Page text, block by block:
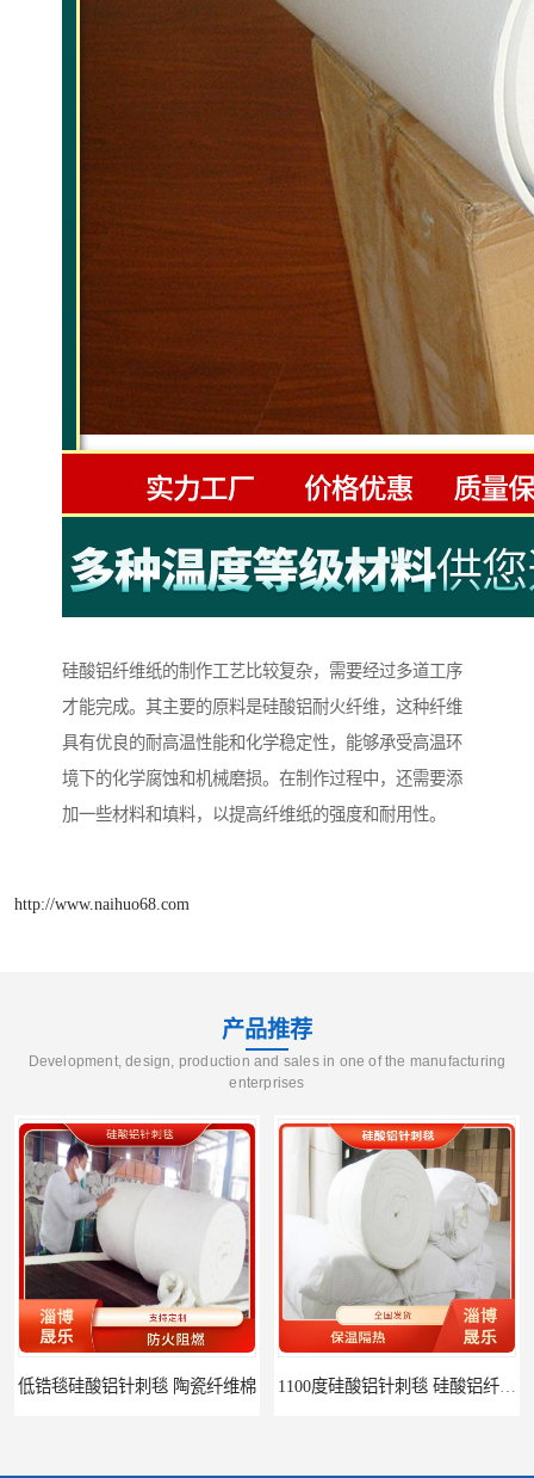
硅酸铝纤维纸的制作工艺比较复杂，需要经过多道工序
才能完成。其主要的原料是硅酸铝耐火纤维，这种纤维
具有优良的耐高温性能和化学稳定性，能够承受高温环
境下的化学腐蚀和机械磨损。在制作过程中，还需要添
加一些材料和填料，以提高纤维纸的强度和耐用性。
http://www.naihuo68.com
产品推荐
Development, design, production and sales in one of the manufacturing
enterprises
低锆毯硅酸铝针刺毯 陶瓷纤维棉